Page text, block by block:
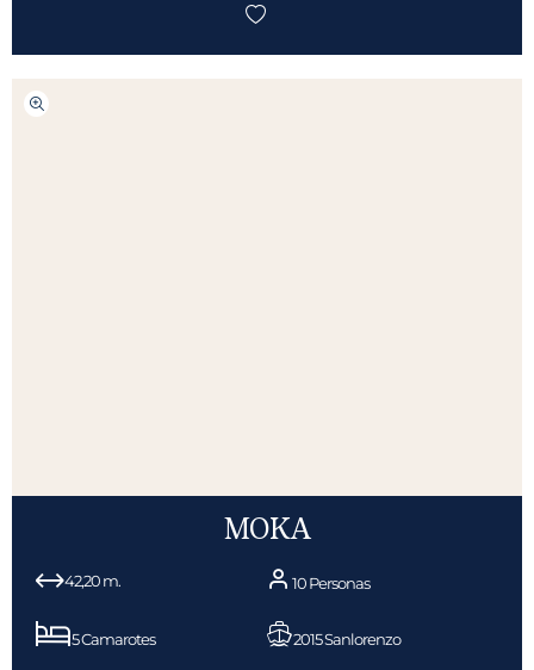
MOKA
42,20 m. 10 Personas
5 Camarotes 2015 Sanlorenzo